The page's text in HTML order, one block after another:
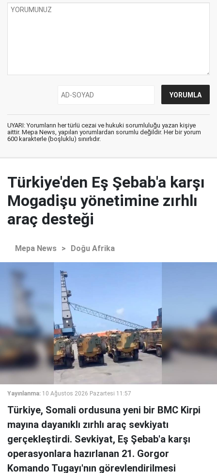
UYARI: Yorumların her türlü cezai ve hukuki sorumluluğu yazan kişiye
aittir. Mepa News, yapılan yorumlardan sorumlu değildir. Her bir yorum
600 karakterle (boşluklu) sınırlıdır.
Türkiye'den Eş Şebab'a karşı
Mogadişu yönetimine zırhlı
araç desteği
Mepa News > Doğu Afrika
Yayınlanma: 10 Ağustos 2026 Pazartesi 11:57
Türkiye, Somali ordusuna yeni bir BMC Kirpi
mayına dayanıklı zırhlı araç sevkiyatı
gerçekleştirdi. Sevkiyat, Eş Şebab'a karşı
operasyonlara hazırlanan 21. Gorgor
Komando Tugayı'nın görevlendirilmesi